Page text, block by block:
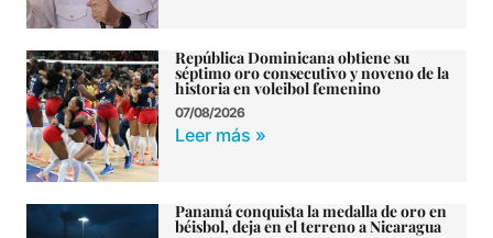
República Dominicana obtiene su
séptimo oro consecutivo y noveno de la
historia en voleibol femenino
07/08/2026
Leer más »
Panamá conquista la medalla de oro en
béisbol, deja en el terreno a Nicaragua